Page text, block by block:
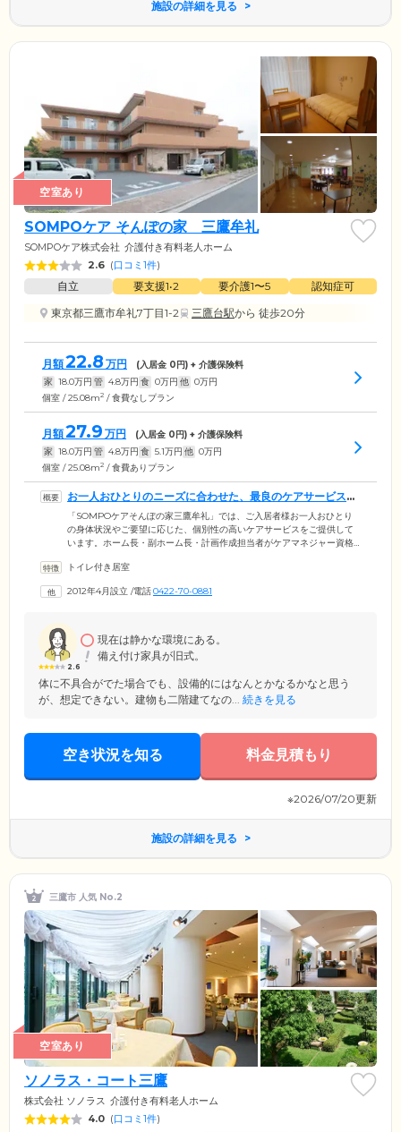
施設の詳細を見る
空室あり
SOMPOケア そんぽの家 三鷹牟礼
SOMPOケア株式会社 介護付き有料老人ホーム
2.6 (口コミ1件)
自立 要支援1•2 要介護1〜5
認知症可
東京都三鷹市牟礼7丁目1-2
三鷹台駅から 徒歩20分
月額22.8 万円 (入居金 0 円) + 介護保険料
家 18.0万円 管 4.8万円 食 0万円 他 0万円
個室 / 25.08m2 / 食費なしプラン
月額27.9 万円 (入居金 0 円) + 介護保険料
家 18.0万円 管 4.8万円 食 5.1万円 他 0万円
個室 / 25.08m2 / 食費ありプラン
お一人おひとりのニーズに合わせた、最良のケアサービスを
ご提供しています
「SOMPOケアそんぽの家三鷹牟礼」では、ご入居者様お一人おひとり
の身体状況やご要望に応じた、個別性の高いケアサービスをご提供して
います。ホーム長・副ホーム長・計画作成担当者がケアマネジャー資格
た「幅広く個別性の高いサービス」のご提案が可能。みなさまのニーズ
ます。そのため、ご入居後に介護度が変わった場合もご安心ください。
トイレ付き居室
2012年4月設立 /電話0422-70-0881
2.6
現在は静かな環境にある。
備え付け家具が旧式。
体に不具合がでた場合でも、設備的にはなんとかなるかなと思う
が、想定できない。建物も二階建てなの... 続きを見る
空き状況を知る 料金見積もり
※2026/07/20更新
施設の詳細を見る
三鷹市 人気 No.2
空室あり
ソノラス・コート三鷹
株式会社 ソノラス 介護付き有料老人ホーム
4.0 (口コミ1件)